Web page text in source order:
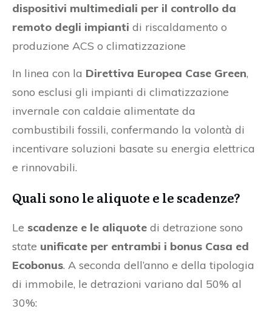
dispositivi multimediali per il controllo da
remoto degli impianti di riscaldamento o
produzione ACS o climatizzazione
In linea con la Direttiva Europea Case Green,
sono esclusi gli impianti di climatizzazione
invernale con caldaie alimentate da
combustibili fossili, confermando la volontà di
incentivare soluzioni basate su energia elettrica
e rinnovabili.
Quali sono le aliquote e le scadenze?
Le scadenze e le aliquote di detrazione sono
state unificate per entrambi i bonus Casa ed
Ecobonus. A seconda dell’anno e della tipologia
di immobile, le detrazioni variano dal 50% al
30%: